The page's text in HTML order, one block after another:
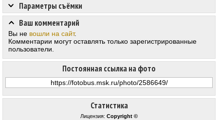
Статистика
Лицензия: Copyright ©
Постоянная ссылка на фото
Параметры съёмки
Ваш комментарий
Вы не вошли на сайт.
Комментарии могут оставлять только зарегистрированные
пользователи.